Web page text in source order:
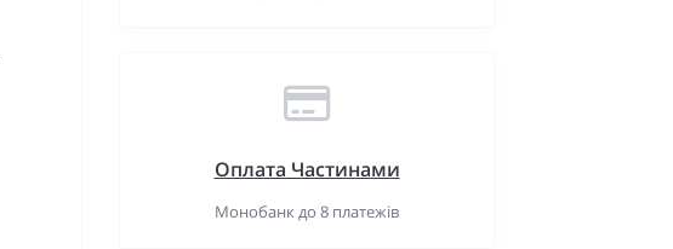
Оплата Частинами
Монобанк до 8 платежів